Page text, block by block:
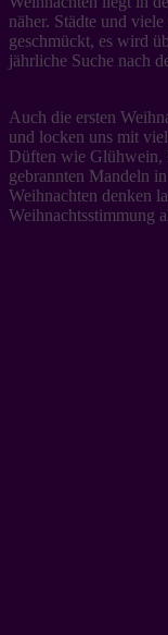
näher. Städte und
geschmückt, es wird
jährliche Suche nach
Auch die ersten
und locken uns mit
Düften wie Glühwein,
gebrannten Mandeln
Weihnachten denken
Weihnachtsstimmung